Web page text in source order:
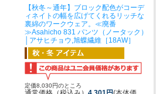
【秋冬～通年】ブロック配色がコーデ
ィネイトの幅を広げてくれるリッチな
裏綿のワークウェア。 ≪廃番
≫Asahicho 831 パンツ（ノータック）
│アサヒチョウ,旭蝶繊維［18AW］
定価8,030円のところ